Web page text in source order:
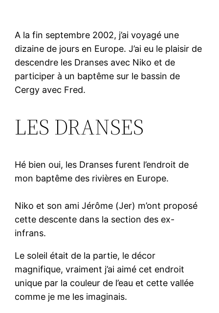
A la fin septembre 2002, j’ai voyagé une
dizaine de jours en Europe. J’ai eu le plaisir de
descendre les Dranses avec Niko et de
participer à un baptême sur le bassin de
Cergy avec Fred.
LES DRANSES
Hé bien oui, les Dranses furent l’endroit de
mon baptême des rivières en Europe.
Niko et son ami Jérôme (Jer) m’ont proposé
cette descente dans la section des ex-
infrans.
Le soleil était de la partie, le décor
magnifique, vraiment j’ai aimé cet endroit
unique par la couleur de l’eau et cette vallée
comme je me les imaginais.